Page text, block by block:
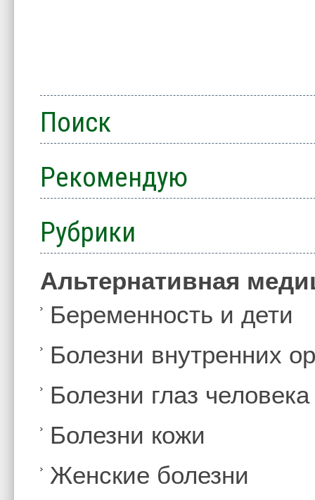
Поиск
Рекомендую
Рубрики
Альтернативная
Беременность и дети
Болезни внутренних
Болезни глаз человека
Болезни кожи
Женские болезни